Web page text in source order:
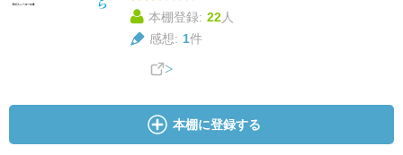
本棚登録: 22人
感想: 1件
本棚に登録する